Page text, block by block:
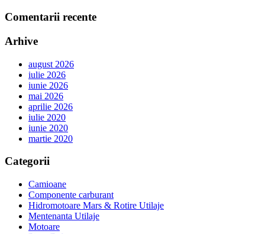
Comentarii recente
Arhive
august 2026
iulie 2026
iunie 2026
mai 2026
aprilie 2026
iulie 2020
iunie 2020
martie 2020
Categorii
Camioane
Componente carburant
Hidromotoare Mars & Rotire Utilaje
Mentenanta Utilaje
Motoare